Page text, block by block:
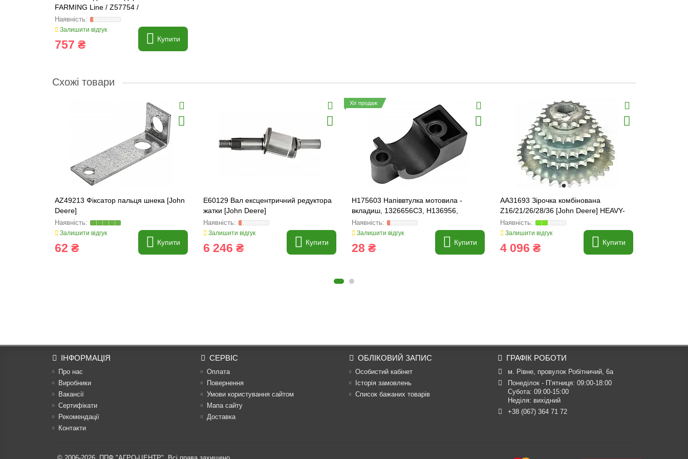
FARMING Line / Z57754 /
Залишити відгук
757 ₴ Купити
Схожі товари
AZ49213 Фіксатор пальця шнека [John
Deere]
Залишити відгук
62 ₴ Купити
E60129 Вал ексцентричний редуктора
жатки [John Deere]
Залишити відгук
6 246 ₴ Купити
Хіт продаж
H175603 Напіввтулка мотовила -
вкладиш, 1326656C3, H136956,
71407270
Залишити відгук
28 ₴ Купити
AA31693 Зірочка комбінована
Z16/21/26/28/36 [John Deere] HEAVY-
PARTS ORIGINAL
Залишити відгук
4 096 ₴ Купити
ІНФОРМАЦІЯ
Про нас
Виробники
Вакансії
Сертифікати
Рекомендації
Контакти
СЕРВІС
Оплата
Повернення
Умови користування сайтом
Мапа сайту
Доставка
ОБЛІКОВИЙ ЗАПИС
Особистий кабінет
Історія замовлень
Список бажаних товарів
ГРАФІК РОБОТИ
м. Рівне, провулок Робітничий, 6а
Понеділок - П’ятниця: 09:00-18:00
Субота: 09:00-15:00
Неділя: вихідний
+38 (067) 364 71 72